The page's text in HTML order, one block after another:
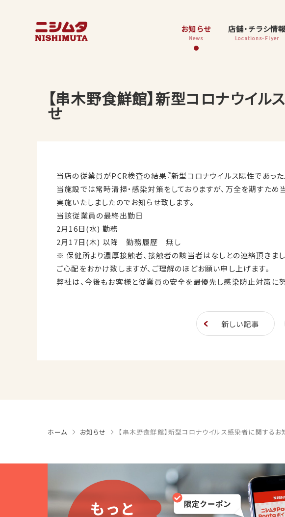
お知らせ
News
店舗・チラシ情報
Locations・Flyer
【串木野食鮮館】新型コロナウイル
せ
当店の従業員がPCR検査の結果『新型コロナウイルス陽性であった
当施設では常時清掃・感染対策をしておりますが、万全を期すため
実施いたしましたのでお知らせ致します。
当該従業員の最終出勤日
2月16日(水) 勤務
2月17日(木) 以降 勤務履歴 無し
※ 保健所より濃厚接触者、接触者の該当者はなしとの連絡頂きまし
ご心配をおかけ致しますが、ご理解のほどお願い申し上げます。
弊社は、今後もお客様と従業員の安全を最優先し感染防止対策に努
新しい記事
ホーム お知らせ 【串木野食鮮館】新型コロナウイルス感染者に関するお